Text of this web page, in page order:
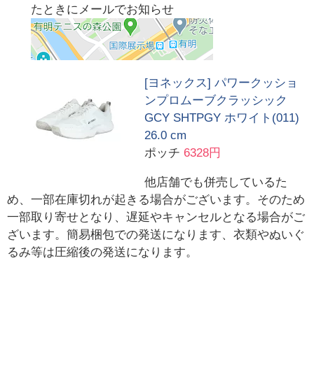
たときにメールでお知らせ
[ヨネックス] パワークッショ
ンプロムーブクラッシック
GCY SHTPGY ホワイト(011)
26.0 cm
ポッチ 6328円
他店舗でも併売しているた
め、一部在庫切れが起きる場合がございます。そのため
一部取り寄せとなり、遅延やキャンセルとなる場合がご
ざいます。簡易梱包での発送になります、衣類やぬいぐ
るみ等は圧縮後の発送になります。